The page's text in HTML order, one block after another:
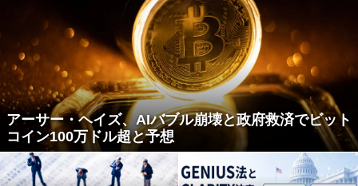
アーサー・ヘイズ、AIバブル崩壊と政府救済でビット
コイン100万ドル超と予想